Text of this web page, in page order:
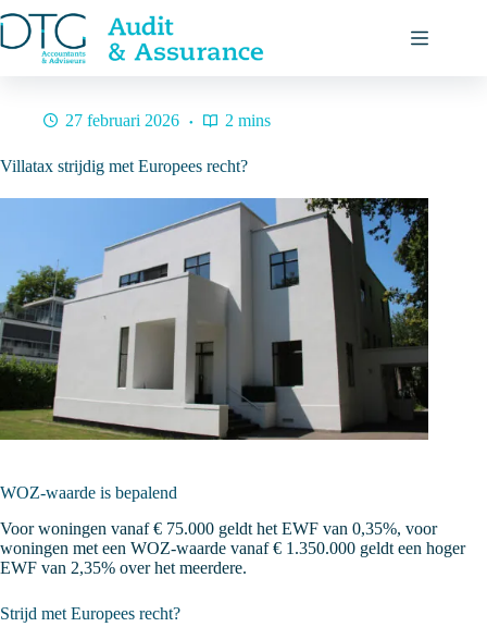
naar
de
inhoud
27 februari 2026 2 mins
Villatax strijdig met Europees recht?
WOZ-waarde is bepalend
Voor woningen vanaf € 75.000 geldt het EWF van 0,35%, voor
woningen met een WOZ-waarde vanaf € 1.350.000 geldt een hoger
EWF van 2,35% over het meerdere.
Strijd met Europees recht?